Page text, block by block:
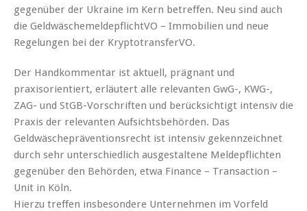
gegenüber der Ukraine im Kern betreffen. Neu sind auch
die GeldwäschemeldepflichtVO – Immobilien und neue
Regelungen bei der KryptotransferVO.
Der Handkommentar ist aktuell, prägnant und
praxisorientiert, erläutert alle relevanten GwG-, KWG-,
ZAG- und StGB-Vorschriften und berücksichtigt intensiv die
Praxis der relevanten Aufsichtsbehörden. Das
Geldwäschepräventionsrecht ist intensiv gekennzeichnet
durch sehr unterschiedlich ausgestaltene Meldepflichten
gegenüber den Behörden, etwa Finance – Transaction –
Unit in Köln.
Hierzu treffen insbesondere Unternehmen im Vorfeld